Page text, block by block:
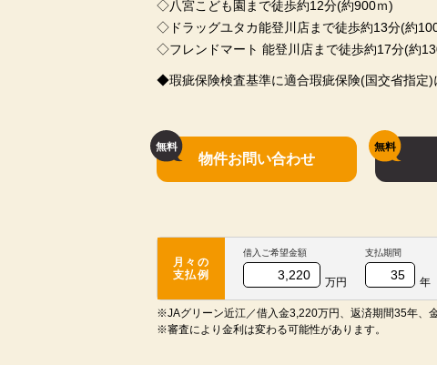
◇八宮こども園まで徒歩約12分(約900ｍ)
◇ドラッグユタカ能登川店まで徒歩約13分(約
◇フレンドマート 能登川店まで徒歩約17分(約
◆瑕疵保険検査基準に適合瑕疵保険(国交省指定)
物件お問い合わせ
月々の
支払例
借入ご希望金額
万円
支払期間
年
※JAグリーン近江／借入金3,220万円、返済期間35年、
※審査により金利は変わる可能性があります。